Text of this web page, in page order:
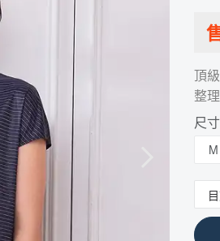
頂
整
尺寸
M